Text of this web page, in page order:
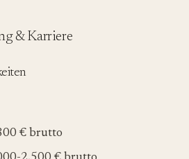
& Karriere
€ brutto